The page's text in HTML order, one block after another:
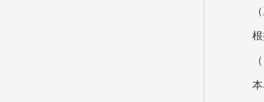
（三
根据
（四
本单